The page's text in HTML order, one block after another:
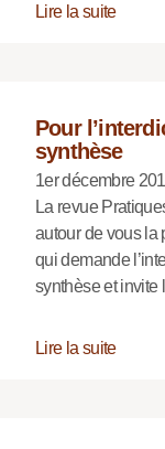
Lire la suite
Pour
synthèse
1er décembre
La revue
autour de vous la
qui demande
synthèse et
Lire la suite